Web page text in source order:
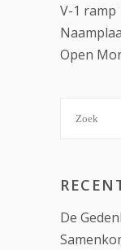
V-1 ramp
Open
De